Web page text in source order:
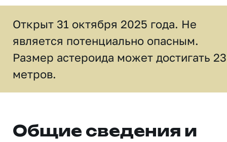
Открыт 31 октября 2025 года. Не
является потенциально опасным.
Размер астероида может достигать 23
метров.
Общие сведения и